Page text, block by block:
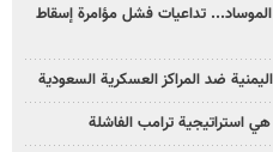
تداعيات فشل مؤامرة إسقاط
ضد المراكز العسكرية السعودية
هي استراتيجية ترامب الفاشلة